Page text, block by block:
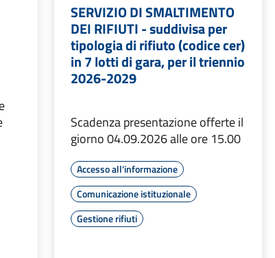
SERVIZIO DI SMALTIMENTO
DEI RIFIUTI - suddivisa per
tipologia di rifiuto (codice cer)
in 7 lotti di gara, per il triennio
2026-2029
Scadenza presentazione offerte il
giorno 04.09.2026 alle ore 15.00
Accesso all'informazione
Comunicazione istituzionale
Gestione rifiuti